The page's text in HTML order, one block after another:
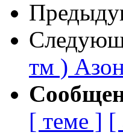
тм )
[ теме ] [